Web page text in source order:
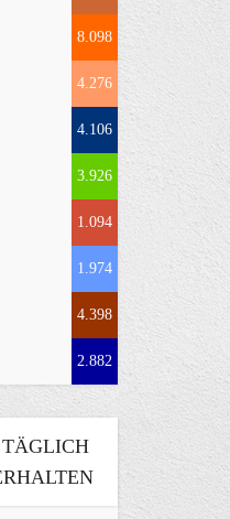
8.098
4.276
4.106
3.926
1.094
1.974
4.398
2.882